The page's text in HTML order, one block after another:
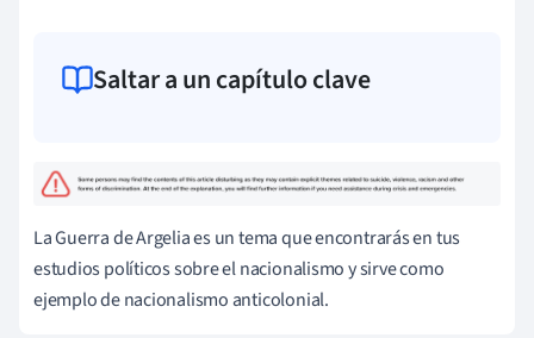
Saltar a un capítulo clave
La Guerra de Argelia es un tema que encontrarás en tus
estudios políticos sobre el nacionalismo y sirve como
ejemplo de nacionalismo anticolonial.